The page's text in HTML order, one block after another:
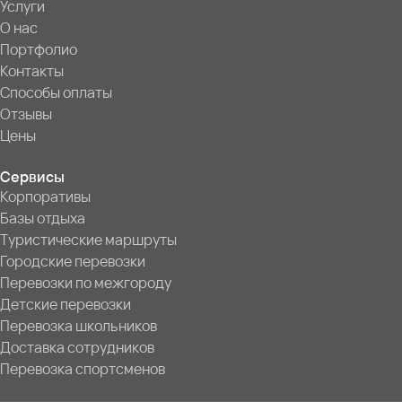
Услуги
О нас
Портфолио
Контакты
Способы оплаты
Отзывы
Цены
Сервисы
Корпоративы
Базы отдыха
Туристические маршруты
Городские перевозки
Перевозки по межгороду
Детские перевозки
Перевозка школьников
Доставка сотрудников
Перевозка спортсменов